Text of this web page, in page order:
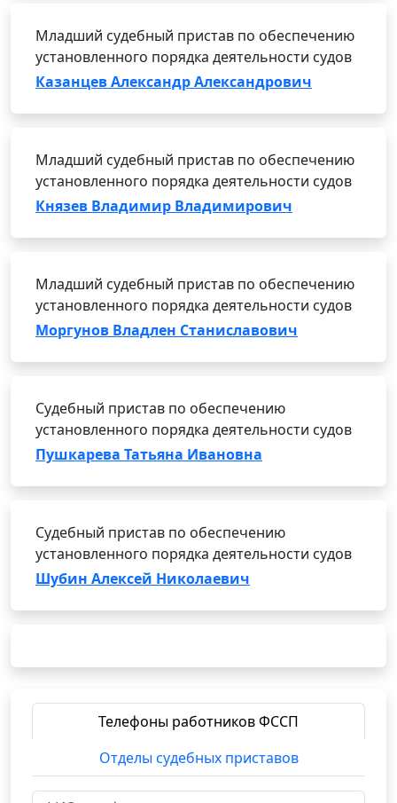
Младший судебный пристав по обеспечению
установленного порядка деятельности судов
Казанцев Александр Александрович
Младший судебный пристав по обеспечению
установленного порядка деятельности судов
Князев Владимир Владимирович
Младший судебный пристав по обеспечению
установленного порядка деятельности судов
Моргунов Владлен Станиславович
Судебный пристав по обеспечению
установленного порядка деятельности судов
Пушкарева Татьяна Ивановна
Судебный пристав по обеспечению
установленного порядка деятельности судов
Шубин Алексей Николаевич
Телефоны работников ФССП
Отделы судебных приставов